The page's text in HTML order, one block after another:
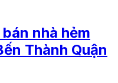
nhà hẻm
Thành Quận